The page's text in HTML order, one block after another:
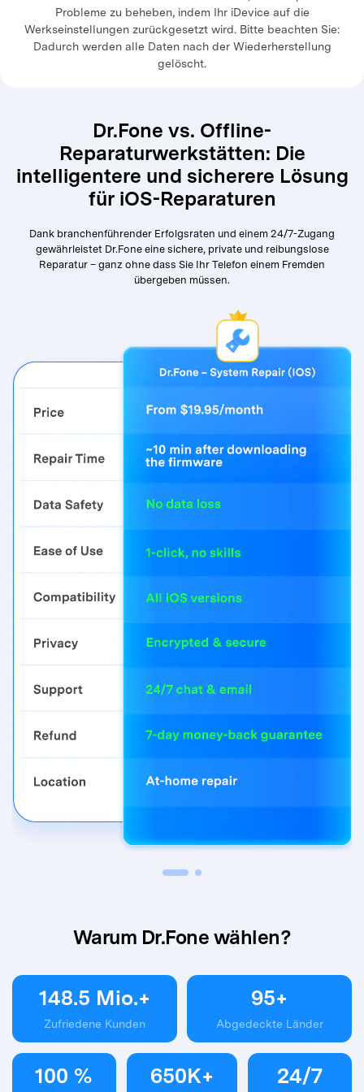
Probleme zu beheben, indem Ihr iDevice auf die
Werkseinstellungen zurückgesetzt wird. Bitte beachten Sie:
Dadurch werden alle Daten nach der Wiederherstellung
gelöscht.
Dr.Fone vs. Offline-
Reparaturwerkstätten: Die
intelligentere und sicherere Lösung
für iOS-Reparaturen
Dank branchenführender Erfolgsraten und einem 24/7-Zugang
gewährleistet Dr.Fone eine sichere, private und reibungslose
Reparatur – ganz ohne dass Sie Ihr Telefon einem Fremden
übergeben müssen.
Warum Dr.Fone wählen?
148.5 Mio.+
Zufriedene Kunden
95+
Abgedeckte Länder
100 % 650K+ 24/7